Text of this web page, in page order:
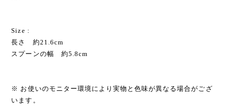
Size :
長さ 約21.6cm
スプーンの幅 約5.8cm
※ お使いのモニター環境により実物と色味が異なる場合がござ
います。